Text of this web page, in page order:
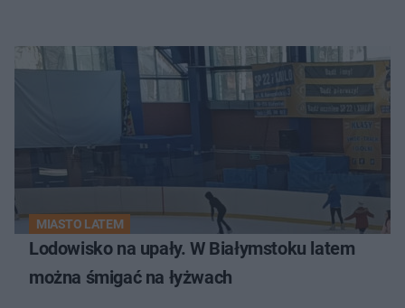
MIASTO LATEM
Lodowisko na upały. W Białymstoku latem
można śmigać na łyżwach